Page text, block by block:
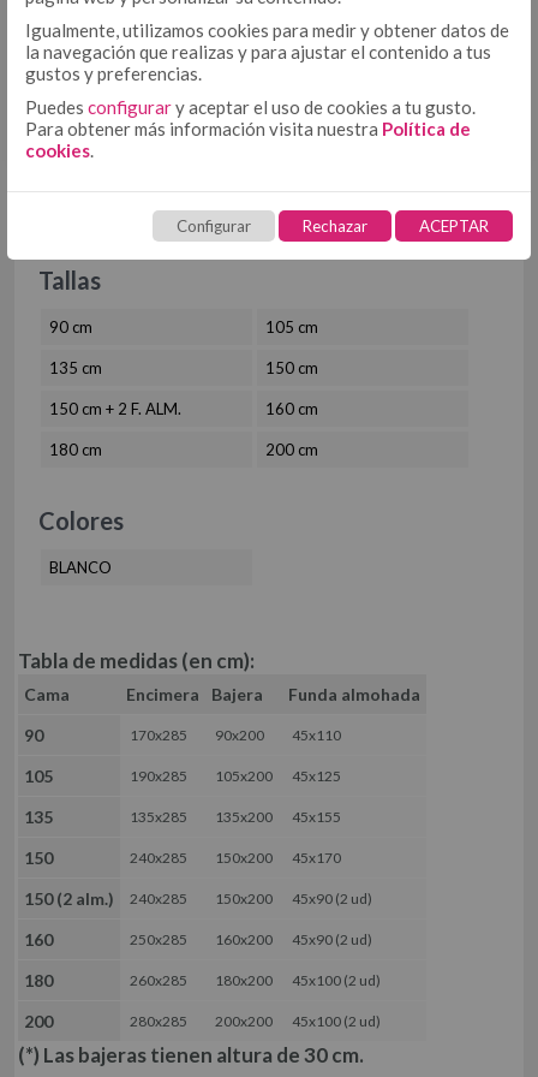
COJÍN
COJÍN 50/50
COJÍN TEJIDO
COJÍN ESTAMPADO
MULTIUSOS, PLAIDS Y MANTITAS
PLAIDS
CUBRECANAPÉ
CUBRECANAPÉ CON VELCRO
CUBRECANAPÉ TIPO COLCHA
RELLENO NÓRDICO DE ALGODÓN
PROTECTORES
TOALLAS
TELIA
QUTUN
MANTA
JUEGOS DE SÁBANAS ALGODÓN ORGÁNICO
FUNDA NÓRDICA ALGODÓN ORGÁNICO
BAJERA AJUSTABLE ALGODÓN ORGÁNICO
FUNDA ALMOHADA ALGODÓN ORGÁNICO
FUNDA DE COJÍN
TEJIDO LISO 100% ALGODÓN
TEJIDO ESTAMPADO
TEJIDO RESINADO
OTROS TEJIDOS
96 291 56 18
info@es-tela.com
pedidos@es-tela.com
¿INTERESADO?
Solicita aquí
tu acceso. Solo
profesionales
Tallas
90 cm 105 cm
135 cm 150 cm
150 cm + 2 F. ALM. 160 cm
180 cm 200 cm
Colores
BLANCO
Tabla de medidas (en cm):
Cama Encimera Bajera
Funda almohada
90
170x285 90x200 45x110
105 190x285 105x200 45x125
135 135x285 135x200 45x155
150 240x285 150x200 45x170
150 (2 alm.) 240x285 150x200 45x90 (2 ud)
160 250x285 160x200 45x90 (2 ud)
180 260x285 180x200 45x100 (2 ud)
200 280x285 200x200 45x100 (2 ud)
(*) Las bajeras tienen altura de 30 cm.
Igualmente, utilizamos cookies para medir y obtener datos de
la navegación que realizas y para ajustar el contenido a tus
gustos y preferencias.
Puedes configurary aceptar el uso de cookies a tu gusto.
Para obtener más información visita nuestra Política de
cookies
Configurar Rechazar ACEPTAR